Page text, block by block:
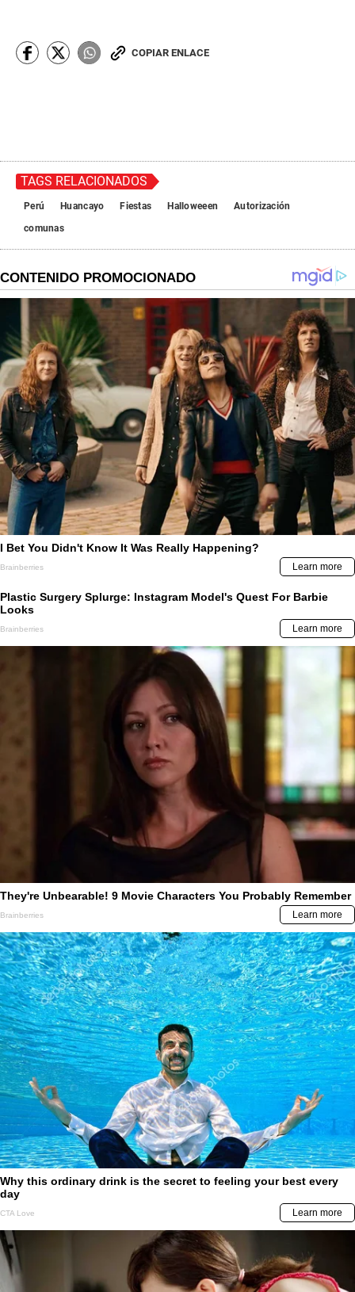
COPIAR ENLACE
TAGS RELACIONADOS
Perú Huancayo Fiestas Halloweeen
Autorización
comunas